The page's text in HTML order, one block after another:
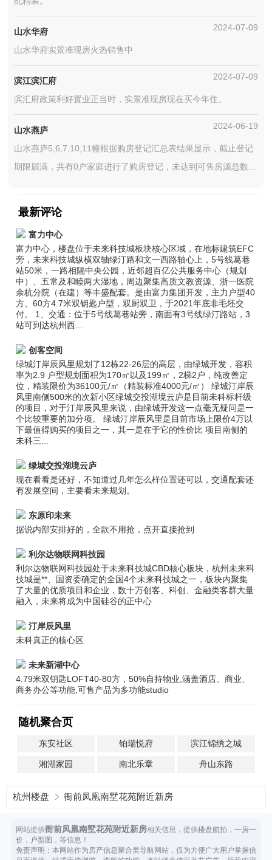
山水华府 2024-07-09
山水华府实景准现房火热销售中
滨江滨汇府 2024-07-09
滨汇府政策利好置业正当时，实景准现房现在买今年住。
山水燕庐 2024-06-19
山水燕庐5,6,7,10,11幢根据购房登记汇总表结果显示，截止登记
期限届满，共有0户家庭进行了购房登记，未达到可售房源总数...
最新评论
富力中心
富力中心，楼盘位于未来科技城板块核心区域，在地标建筑EFC
旁，未来科技城纵横双轴绿汀路和文一西路轴心上，5号线葛巷
站50米，一路相隔中央公园，近邻超百亿公共服务中心（规划
中）、五常及和睦两大湿地，周边聚集高质文教资源、浙一医院
余杭分院（在建）等丰盛配套。是由富力集团开发，主力户型40
方、60方4.7米双钥匙户型，双厨双卫，于2021年底非毛坯交
付。 1、交通：位于5号线葛巷站旁，南面有3号线绿汀路站，3
站可到达杭州西...
创客空间
绿城汀岸辰风里规划了12栋22-26层的高层，由绿城开发，容积
率为2.9 户型规划面积为170㎡以及199㎡，2梯2户，纯改善定
位，精装限价为36100元/㎡（精装标准4000元/㎡） 绿城汀岸辰
风里南侧500米的次新小区绿城交投湖境云庐是目前未科标杆级
的项目，对于汀岸辰风里来说，由绿城开发这一点毫无疑问是一
个比较重要的加分项。 绿城汀岸辰风里是目前市场上限价4万以
下最值得购买的项目之一，其一是在于它的性价比 项目南侧的
未科三...
绿城交投湖境云庐
现在看看是还好，不知道过几年怎么样位置还可以，交通配套还
有发展空间，主要看未来规划。
东原印未来
据说内部安排好的，全款不用抢，点开直接抢到
利尔达物联网科技园
利尔达物联网科技园处于未来科技城CBD核心板块，杭州未来科
技城是**、国资委确定的全国4个未来科技城之一，板块内聚集
了大量的优质项目和企业，数十万创客、科创、金融类客群大量
融入，未来将成为中国硅谷的正中心
汀岸辰风里
未科真正的核心区
未来新湖中心
4.79米双钥匙LOFT40-80方，50%自持物业,涵盖酒店、商业、
商务办公等功能,可售产品为多功能studio
随机聚合页
东安社区 铂瑞悦府 滨江锦绣之城
湘湖家园 南北乐章 舟山东路
杭州楼盘 衙前凤凰南墅花苑附近新房
网站提供衙前凤凰南墅花苑附近新房相关信息，提供楼盘航拍，一房一
价，户型图，等信息！
免责声明：本网站作为房产信息聚合类导航网站，仅为方便广大用户掌握信